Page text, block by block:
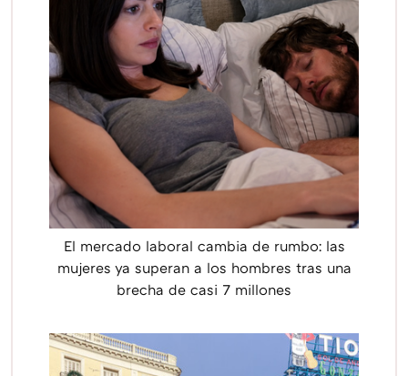
El mercado laboral cambia de rumbo: las
mujeres ya superan a los hombres tras una
brecha de casi 7 millones